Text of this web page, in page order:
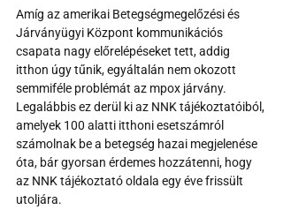
Amíg az amerikai Betegségmegelőzési és
Járványügyi Központ kommunikációs
csapata nagy előrelépéseket tett, addig
itthon úgy tűnik, egyáltalán nem okozott
semmiféle problémát az mpox járvány.
Legalábbis ez derül ki az NNK tájékoztatóiból,
amelyek 100 alatti itthoni esetszámról
számolnak be a betegség hazai megjelenése
óta, bár gyorsan érdemes hozzátenni, hogy
az NNK tájékoztató oldala egy éve frissült
utoljára.